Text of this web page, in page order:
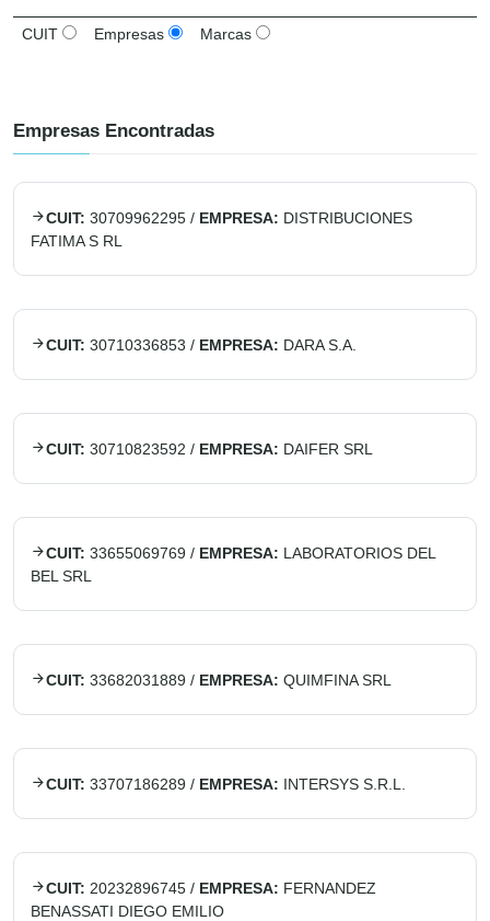
CUIT Empresas Marcas
Empresas Encontradas
CUIT: 30709962295 / EMPRESA: DISTRIBUCIONES
FATIMA S RL
CUIT: 30710336853 / EMPRESA: DARA S.A.
CUIT: 30710823592 / EMPRESA: DAIFER SRL
CUIT: 33655069769 / EMPRESA: LABORATORIOS DEL
BEL SRL
CUIT: 33682031889 / EMPRESA: QUIMFINA SRL
CUIT: 33707186289 / EMPRESA: INTERSYS S.R.L.
CUIT: 20232896745 / EMPRESA: FERNANDEZ
BENASSATI DIEGO EMILIO